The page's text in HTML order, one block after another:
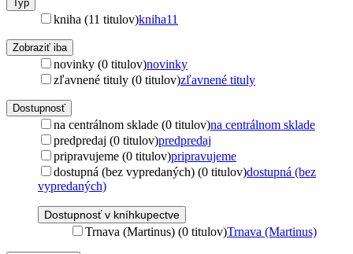
Typ
kniha (11 titulov)kniha11
Zobraziť iba
novinky (0 titulov)novinky
zľavnené tituly (0 titulov)zľavnené tituly
Dostupnosť
na centrálnom sklade (0 titulov)na centrálnom sklade
predpredaj (0 titulov)predpredaj
pripravujeme (0 titulov)pripravujeme
dostupná (bez vypredaných) (0 titulov)dostupná (bez
vypredaných)
Dostupnosť v kníhkupectve
Trnava (Martinus) (0 titulov)Trnava (Martinus)